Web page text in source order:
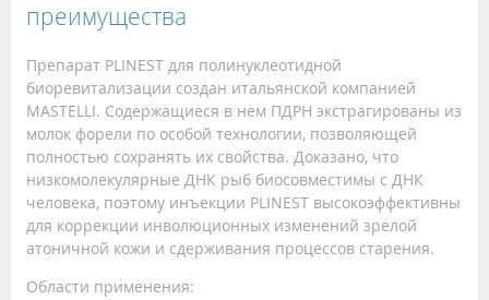
преимущества
Препарат PLINEST для полинуклеотидной
биоревитализации создан итальянской компанией
MASTELLI. Содержащиеся в нем ПДРН экстрагированы из
молок форели по особой технологии, позволяющей
полностью сохранять их свойства. Доказано, что
низкомолекулярные ДНК рыб биосовместимы с ДНК
человека, поэтому инъекции PLINEST высокоэффективны
для коррекции инволюционных изменений зрелой
атоничной кожи и сдерживания процессов старения.
Области применения: